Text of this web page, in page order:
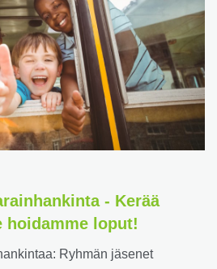
- Kerää
hoidamme loput!
Ryhmän jäsenet